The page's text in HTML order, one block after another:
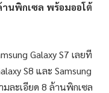
นพิกเซล พร้อมออโต้
Galaxy S7 เลยที
S8 และ Samsung
มละเอียด 8 ล้านพิกเซล